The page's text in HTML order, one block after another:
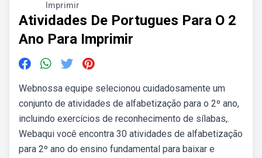
Imprimir
Atividades De Portugues Para O 2
Ano Para Imprimir
Webnossa equipe selecionou cuidadosamente um
conjunto de atividades de alfabetização para o 2º ano,
incluindo exercícios de reconhecimento de sílabas,.
Webaqui você encontra 30 atividades de alfabetização
para 2º ano do ensino fundamental para baixar e